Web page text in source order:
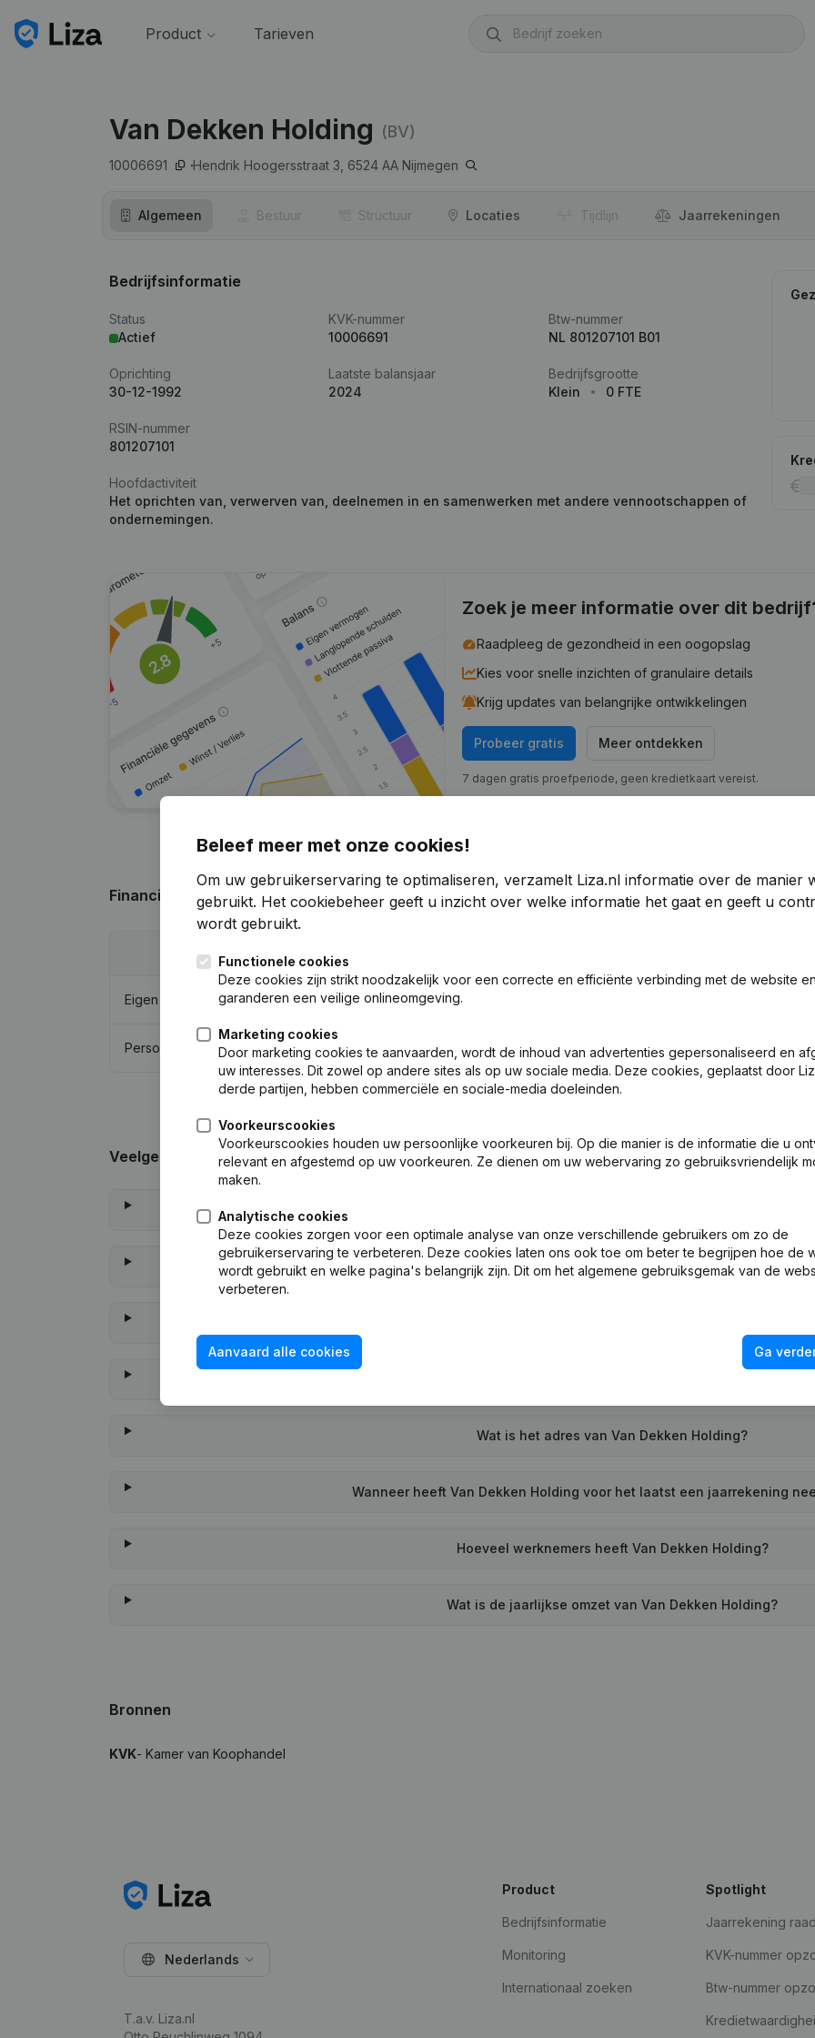
Product Tarieven
Van Dekken Holding (BV)
10006691 Hendrik Hoogersstraat 3, 6524 AA Nijmegen
Algemeen Bestuur Structuur Locaties Tijdlijn Jaar­rekeningen
Bedrijfsinformatie
Status
Actief
KVK-nummer
10006691
Btw-nummer
NL 801207101 B01
Oprichting
30-12-1992
Laatste balansjaar
2024
Bedrijfsgrootte
Klein
0 FTE
RSIN-nummer
801207101
Hoofdactiviteit
Het oprichten van, verwerven van, deelnemen in en samenwerken met andere vennootschappen of
ondernemingen.
Zoek je meer informatie over dit
Raadpleeg de gezondheid in een oogopslag
Kies voor snelle inzichten of granulaire details
Krijg updates van belangrijke ontwikkelingen
Probeer gratis Meer ontdekken
7 dagen gratis proefperiode, geen kredietkaart vereist.
Financiële gegevens van Van Dekken Holding
Eigen vermogen € 667.149 -18,85%
Personeel 0 0
Veelgestelde vragen
Wat is het btw-nummer van Van Dekken Holding?
Wat is het adres van Van Dekken Holding?
Wanneer heeft Van Dekken Holding voor het laatst een jaarrekening
Hoeveel werknemers heeft Van Dekken Holding?
Wat is de jaarlijkse omzet van Van Dekken Holding?
Bronnen
KVK- Kamer van Koophandel
Beleef meer met onze cookies!
Om uw gebruikerservaring te optimaliseren, verzamelt Liza.nl informatie over de manier
gebruikt. Het cookiebeheer geeft u inzicht over welke informatie het gaat en geeft u
wordt gebruikt.
Functionele cookies
Deze cookies zijn strikt noodzakelijk voor een correcte en efficiënte verbinding met de website en
garanderen een veilige onlineomgeving.
Marketing cookies
Door marketing cookies te aanvaarden, wordt de inhoud van advertenties gepersonaliseerd en
uw interesses. Dit zowel op andere sites als op uw sociale media. Deze cookies, geplaatst door
derde partijen, hebben commerciële en sociale-media doeleinden.
Voorkeurscookies
Voorkeurscookies houden uw persoonlijke voorkeuren bij. Op die manier is de informatie die u
relevant en afgestemd op uw voorkeuren. Ze dienen om uw webervaring zo gebruiksvriendelijk
maken.
Analytische cookies
Deze cookies zorgen voor een optimale analyse van onze verschillende gebruikers om zo de
gebruikerservaring te verbeteren. Deze cookies laten ons ook toe om beter te begrijpen hoe de
wordt gebruikt en welke pagina's belangrijk zijn. Dit om het algemene gebruiksgemak van de
verbeteren.
Aanvaard alle cookies Ga
Nederlands
T.a.v. Liza.nl
Product
Bedrijfsinformatie
Monitoring
Internationaal zoeken
Spotlight
Jaarrekening
KVK-nummer
Btw-nummer